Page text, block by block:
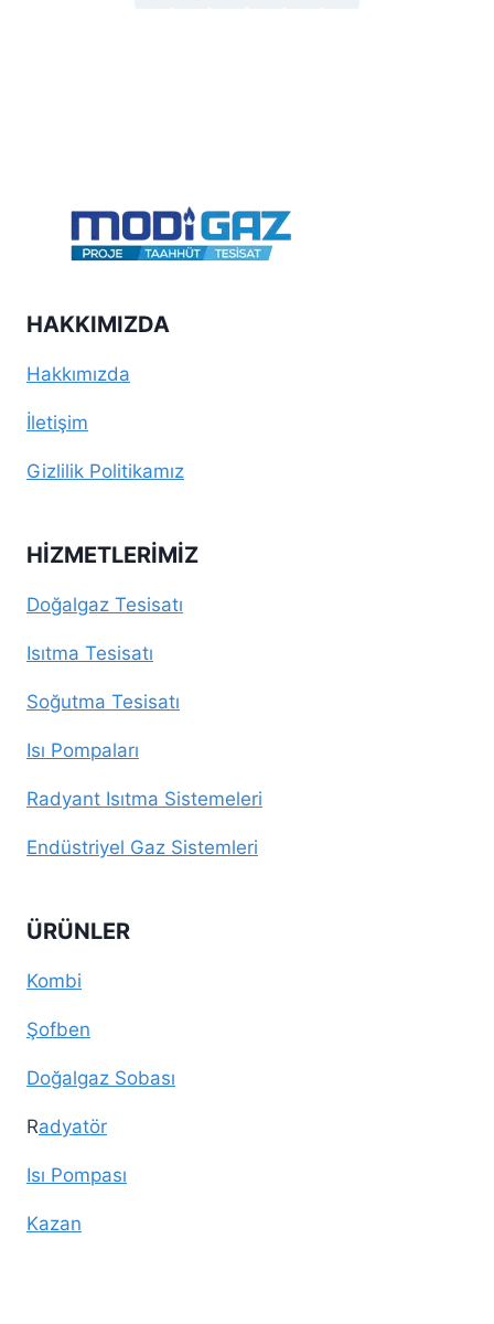
HAKKIMIZDA
Hakkımızda
İletişim
Gizlilik Politikamız
HIZMETLERIMIZ
Doğalgaz Tesisatı
Isıtma Tesisatı
Soğutma Tesisatı
Isı Pompaları
Radyant Isıtma Sistemeleri
Endüstriyel Gaz Sistemleri
ÜRÜNLER
Kombi
Şofben
Doğalgaz Sobası
Radyatör
Isı Pompası
Kazan